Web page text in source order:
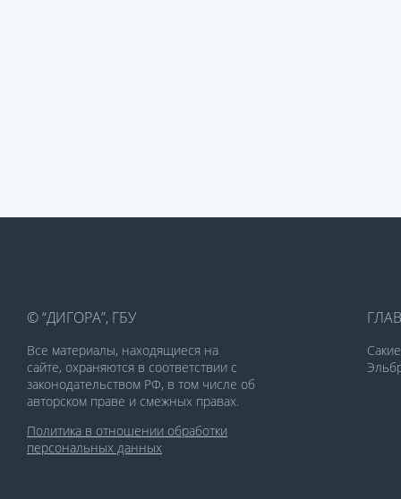
© “ДИГОРА”, ГБУ
Все материалы, находящиеся на
сайте, охраняются в соответствии с
законодательством РФ, в том числе об
авторском праве и смежных правах.
Политика в отношении обработки
персональных данных